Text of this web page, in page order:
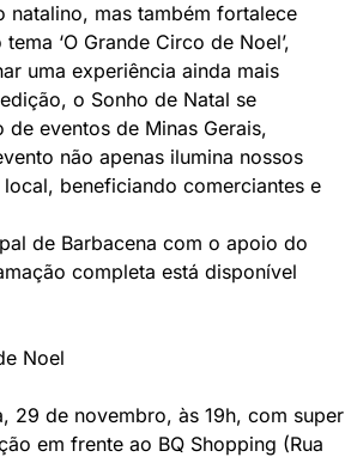
mas também fortalece
‘O Grande Circo de Noel’,
uma experiência ainda mais
o Sonho de Natal se
eventos de Minas Gerais,
não apenas ilumina nossos
beneficiando comerciantes e
de Barbacena com o apoio do
completa está disponível
Noel
29 de novembro, às 19h, com super
em frente ao BQ Shopping (Rua